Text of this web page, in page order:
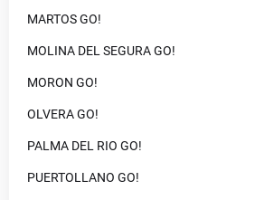
MARTOS GO!
MOLINA DEL SEGURA GO!
MORON GO!
OLVERA GO!
PALMA DEL RIO GO!
PUERTOLLANO GO!